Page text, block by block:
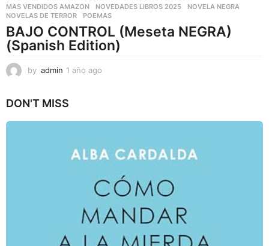
MAS VENDIDOS AMAZON
,NOVEDADES LIBROS 2025 ,NOVELA NEGRA
NOVELAS DE TERROR
,POEMAS
BAJO CONTROL (Meseta NEGRA)
(Spanish Edition)
by admin 1 año ago
DON'T MISS